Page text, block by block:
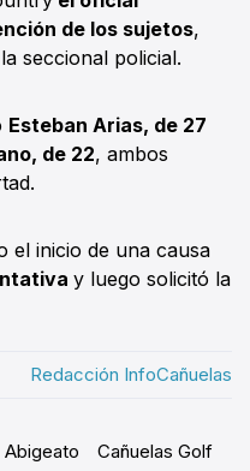
de los sujetos,
seccional policial.
Esteban Arias, de 27
de 22, ambos
el inicio de una causa
y luego solicitó la
Redacción InfoCañuelas
Abigeato Cañuelas Golf